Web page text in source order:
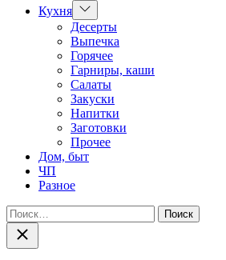
Кухня Показать
подменю
Десерты
Выпечка
Горячее
Гарниры, каши
Салаты
Закуски
Напитки
Заготовки
Прочее
Дом, быт
ЧП
Разное
Найти:
Закрыть
поиск